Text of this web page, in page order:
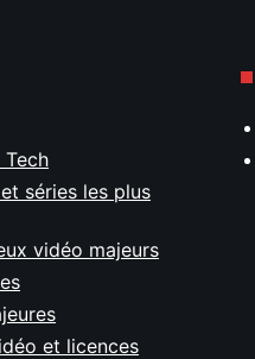
Tech
séries les plus
vidéo majeurs
et licences